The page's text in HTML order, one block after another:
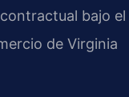
bajo el
de Virginia